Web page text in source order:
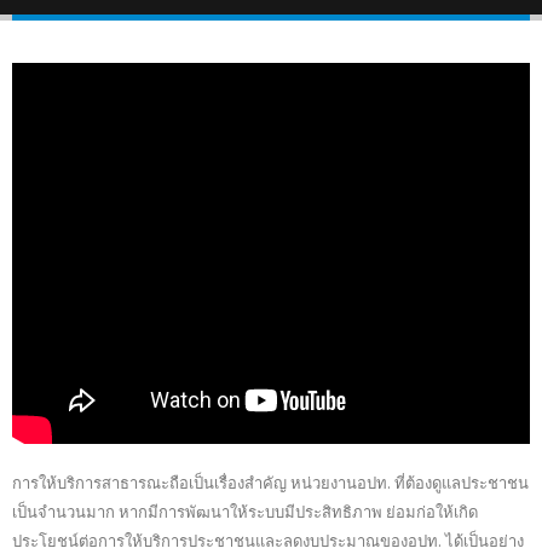
การให้บริการสาธารณะถือเป็นเรื่องสำคัญ หน่วยงานอปท. ที่ต้องดูแลประชาชน
เป็นจำนวนมาก หากมีการพัฒนาให้ระบบมีประสิทธิภาพ ย่อมก่อให้เกิด
ประโยชน์ต่อการให้บริการประชาชนและลดงบประมาณของอปท. ได้เป็นอย่าง